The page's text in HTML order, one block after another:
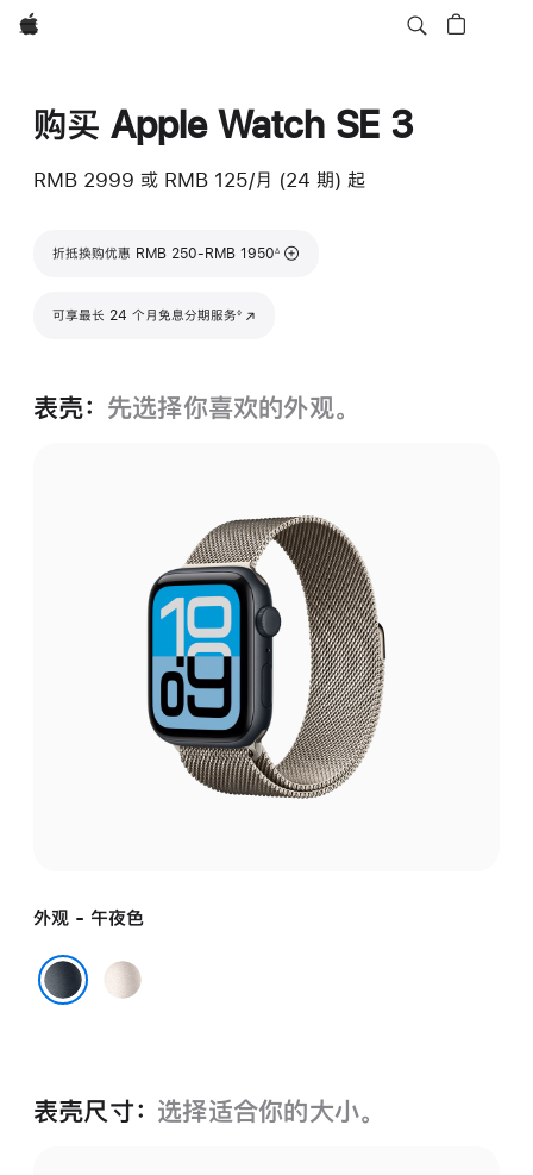
Apple
购买 Apple Watch SE 3
RMB 2999 或 RMB 125/月 (24 期) 起
折抵换购优惠 RMB 250-RMB 1950
脚注
∆
可享最长 24 个月免息分期服务◊
(在新窗口中打开)
表壳： 先选择你喜欢的外观。
外观 - 午夜色
星
表壳尺寸： 选择适合你的大小。